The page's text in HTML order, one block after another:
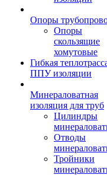
Опоры
Опоры
скользящие
хомутовые
Гибкая
ППУ изоляции
Минераловатная
изоляция для труб
Цилиндры
Отводы
Тройники